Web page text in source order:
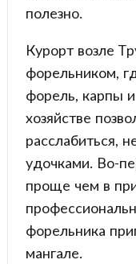
полезно.
Курорт возле
форельником,
форель, карпы
хозяйстве
расслабиться,
удочками. Во-
проще чем в
форельника
мангале.